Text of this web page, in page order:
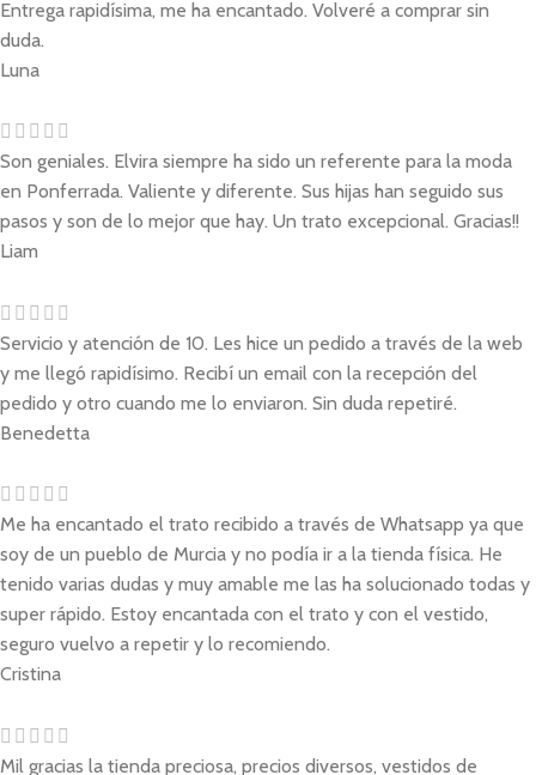
Entrega rapidísima, me ha encantado. Volveré a comprar sin
duda.
Luna
Son geniales. Elvira siempre ha sido un referente para la moda
en Ponferrada. Valiente y diferente. Sus hijas han seguido sus
pasos y son de lo mejor que hay. Un trato excepcional. Gracias!!
Liam
Servicio y atención de 10. Les hice un pedido a través de la web
y me llegó rapidísimo. Recibí un email con la recepción del
pedido y otro cuando me lo enviaron. Sin duda repetiré.
Benedetta
Me ha encantado el trato recibido a través de Whatsapp ya que
soy de un pueblo de Murcia y no podía ir a la tienda física. He
tenido varias dudas y muy amable me las ha solucionado todas y
super rápido. Estoy encantada con el trato y con el vestido,
seguro vuelvo a repetir y lo recomiendo.
Cristina
Mil gracias la tienda preciosa, precios diversos, vestidos de